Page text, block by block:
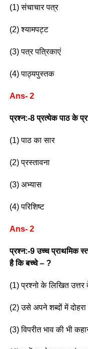
(1) संचाचार पत्र
(2) श्यामपट्ट
(3) पत्र पत्रिकाएं
(4) पाठ्यपुस्तक
Ans- 2
प्रश्न:-8 प्रत्येक पाठ के
(1) पाठ का सार
(2) प्रस्तावना
(3) अभ्यास
(4) परिशिष्ट
Ans- 2
प्रश्न:-9 उच्च प्राथमिक
है कि बच्चे – ?
(1) प्रश्नो के लिखित
(2) उसे अपने शब्दों में
(3) विपरीत भाव की भी